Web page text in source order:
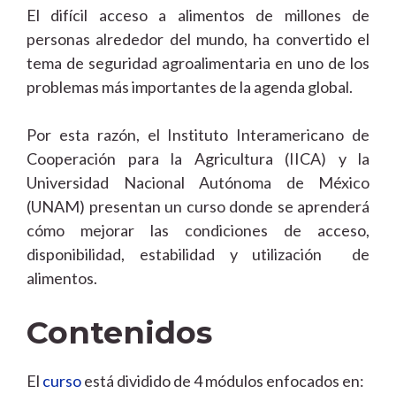
El difícil acceso a alimentos de millones de
personas alrededor del mundo, ha convertido el
tema de seguridad agroalimentaria en uno de los
problemas más importantes de la agenda global.
Por esta razón, el Instituto Interamericano de
Cooperación para la Agricultura (IICA) y la
Universidad Nacional Autónoma de México
(UNAM) presentan un curso donde se aprenderá
cómo mejorar las condiciones de acceso,
disponibilidad, estabilidad y utilización de
alimentos.
Contenidos
El cursoestá dividido de 4 módulos enfocados en: